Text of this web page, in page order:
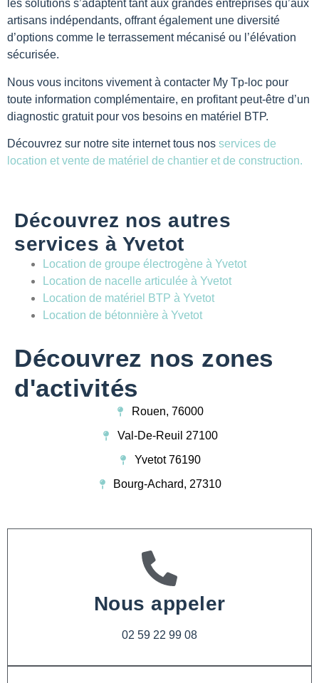
les solutions s’adaptent tant aux grandes entreprises qu’aux
artisans indépendants, offrant également une diversité
d’options comme le terrassement mécanisé ou l’élévation
sécurisée.
Nous vous incitons vivement à contacter My Tp-loc pour
toute information complémentaire, en profitant peut-être d’un
diagnostic gratuit pour vos besoins en matériel BTP.
Découvrez sur notre site internet tous nos services de
location et vente de matériel de chantier et de construction.
Découvrez nos autres
services à Yvetot
Location de groupe électrogène à Yvetot
Location de nacelle articulée à Yvetot
Location de matériel BTP à Yvetot
Location de bétonnière à Yvetot
Découvrez nos zones
d'activités
Rouen, 76000
Val-De-Reuil 27100
Yvetot 76190
Bourg-Achard, 27310
Nous appeler
02 59 22 99 08